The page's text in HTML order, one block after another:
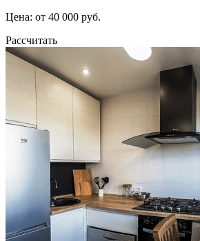
Цена: от 40 000 руб.
Рассчитать